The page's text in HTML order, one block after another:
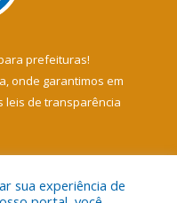
prefeituras!
onde garantimos em
leis de transparência
sua experiência de